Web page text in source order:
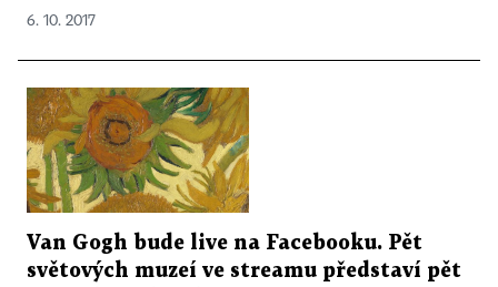
6. 10. 2017
Van Gogh bude live na Facebooku. Pět
světových muzeí ve streamu představí pět